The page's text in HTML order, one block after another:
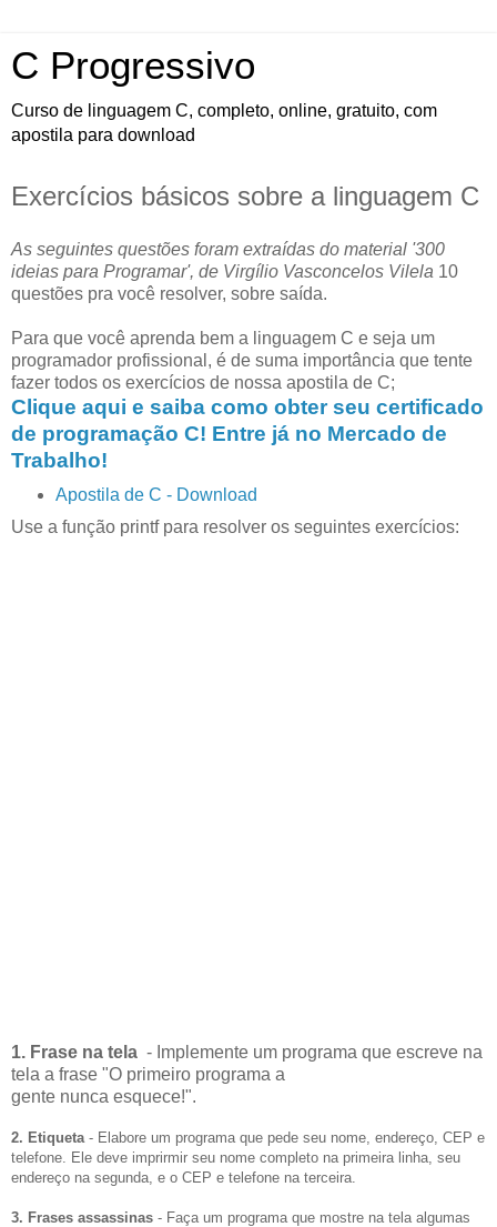
C Progressivo
Curso de linguagem C, completo, online, gratuito, com
apostila para download
Exercícios básicos sobre a linguagem C
As seguintes questões foram extraídas do material '300
ideias para Programar', de Virgílio Vasconcelos Vilela 10
questões pra você resolver, sobre saída.
Para que você aprenda bem a linguagem C e seja um
programador profissional, é de suma importância que tente
fazer todos os exercícios de nossa apostila de C;
Clique aqui e saiba como obter seu certificado
de programação C! Entre já no Mercado de
Trabalho!
Apostila de C - Download
Use a função printf para resolver os seguintes exercícios:
1. Frase na tela - Implemente um programa que escreve na
tela a frase "O primeiro programa a
gente nunca esquece!".
2. Etiqueta - Elabore um programa que pede seu nome, endereço, CEP e
telefone. Ele deve imprirmir seu nome completo na primeira linha, seu
endereço na segunda, e o CEP e telefone na terceira.
3. Frases assassinas - Faça um programa que mostre na tela algumas